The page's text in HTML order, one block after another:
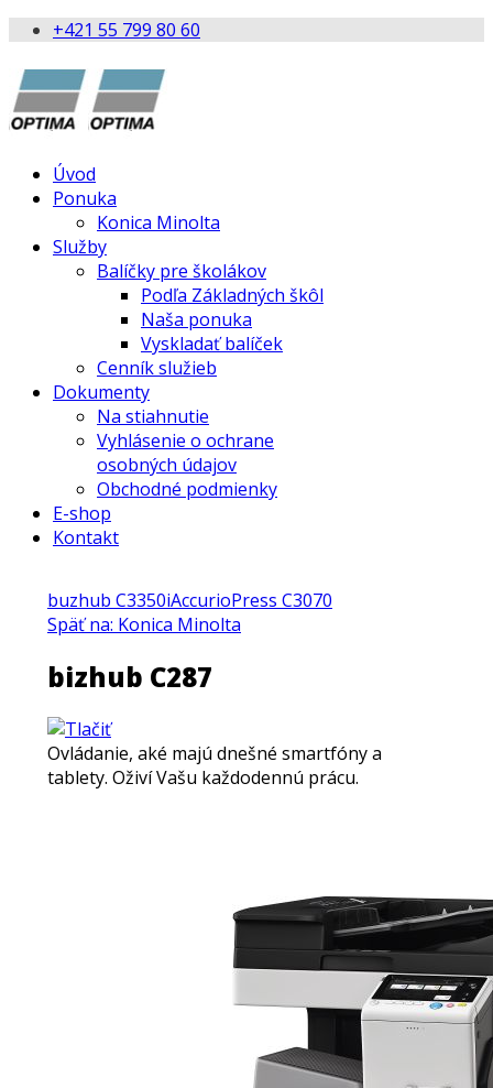
+421 55 799 80 60
Úvod
Ponuka
Konica Minolta
Služby
Balíčky pre školákov
Podľa Základných škôl
Naša ponuka
Vyskladať balíček
Cenník služieb
Dokumenty
Na stiahnutie
Vyhlásenie o ochrane
osobných údajov
Obchodné podmienky
E-shop
Kontakt
buzhub C3350iAccurioPress C3070
Späť na: Konica Minolta
bizhub C287
Ovládanie, aké majú dnešné smartfóny a
tablety. Oživí Vašu každodennú prácu.